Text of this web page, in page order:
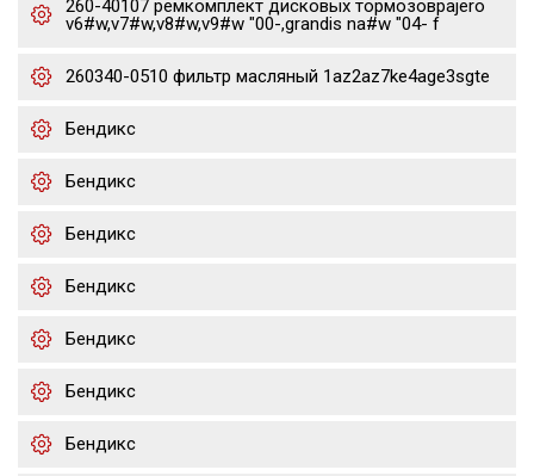
260-40107 ремкомплект дисковых тормозовpajero
v6#w,v7#w,v8#w,v9#w "00-,grandis na#w "04- f
260340-0510 фильтр масляный 1az2az7ke4age3sgte
Бендикс
Бендикс
Бендикс
Бендикс
Бендикс
Бендикс
Бендикс